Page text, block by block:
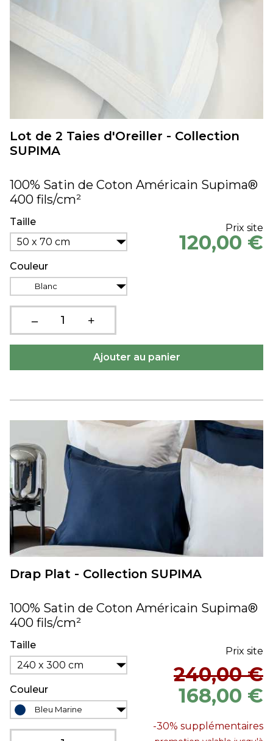
Lot de 2 Taies d'Oreiller - Collection
SUPIMA
100% Satin de Coton Américain Supima®
400 fils/cm²
Taille
50 x 70 cm
Couleur
Blanc
Prix site
120,00 €
Drap Plat - Collection SUPIMA
100% Satin de Coton Américain Supima®
400 fils/cm²
Taille
240 x 300 cm
Couleur
Bleu Marine
Prix site
240,00 €
168,00 €
-30% supplémentaires